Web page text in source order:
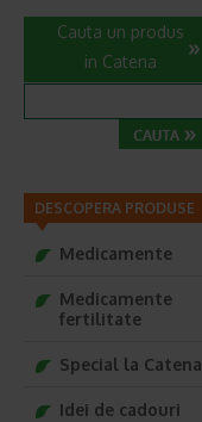
Cauta un produs
in Catena
DESCOPERA PRODUSE
Medicamente
Medicamente
fertilitate
Special la Catena
Idei de cadouri